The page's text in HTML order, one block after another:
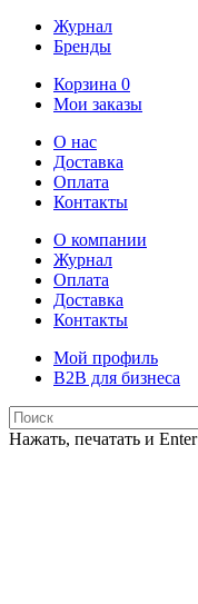
Журнал
Бренды
Корзина 0
Мои заказы
О нас
Доставка
Оплата
Контакты
О компании
Журнал
Оплата
Доставка
Контакты
Мой профиль
B2B для бизнеса
Нажать, печатать и Enter